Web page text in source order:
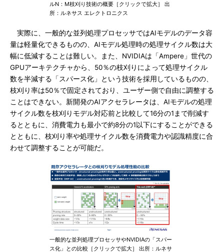
ルN：M枝刈り技術の概要［クリックで拡大］ 出
所：ルネサス エレクトロニクス
実際に、一般的な並列処理プロセッサではAIモデルのデータ容
量は軽量化できるものの、AIモデル処理時の処理サイクル数は大
幅に低減することは難しい。また、NVIDIAは「Ampere」世代の
GPUアーキテクチャから、50％の枝刈りによって処理サイクル
数を半減する「スパース化」という技術を採用しているものの、
枝刈り率は50％で固定されており、ユーザー側で自由に調整する
ことはできない。新開発のAIアクセラレータは、AIモデルの処理
サイクル数を枝刈りモデル対応前と比較して16分の1まで削減す
るとともに、消費電力も最小で約8分の1以下にすることができる
とともに、枝刈り率や処理サイクル数を消費電力や認識精度に合
わせて調整することが可能だ。
一般的な並列処理プロセッサやNVIDIAの「スパー
ス化」との比較［クリックで拡大］ 出所：ルネサ